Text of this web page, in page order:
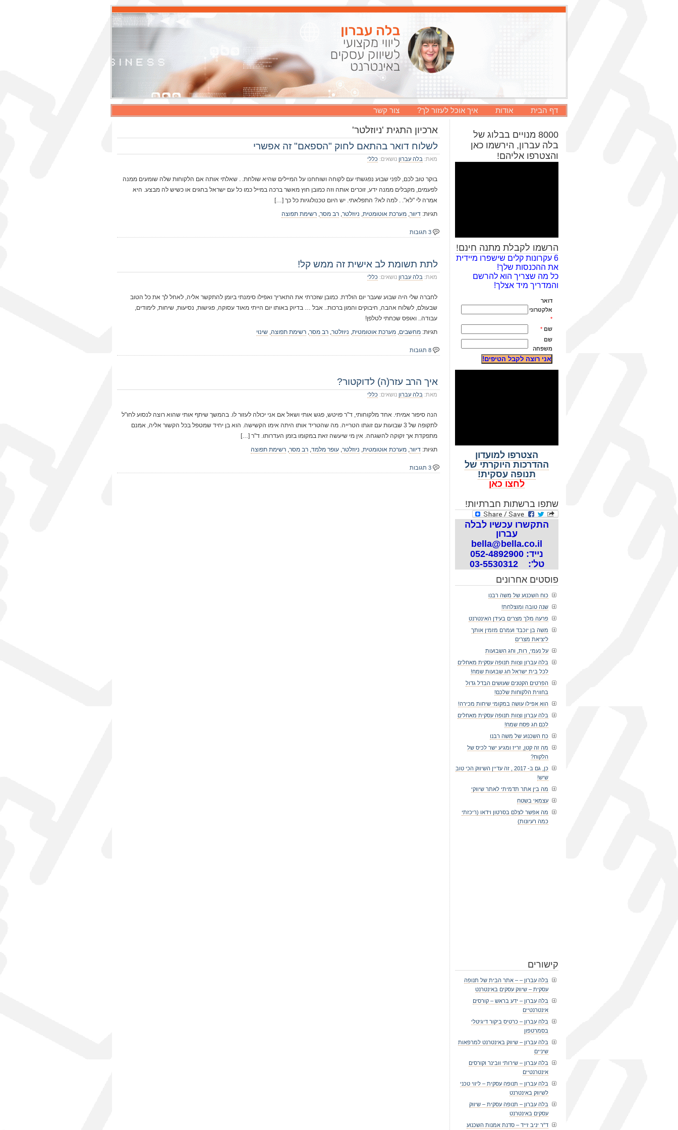
דף הבית אודות איך אוכל לעזור לך? צור קשר
ארכיון התגית 'ניוזלטר'
לשלוח דואר בהתאם לחוק "הספאם" זה אפשרי
מאת: בלה עברון נושאים: כללי
בוקר טוב לכם, לפני שבוע נפגשתי עם לקוחה ושוחחנו על המיילים שהיא שולחת. . שאלתי אותה אם הלקוחות שלה שומעים ממנה
לפעמים, מקבלים ממנה ידע, זוכרים אותה וזה כמובן חוץ מאשר ברכה במייל כמו כל עם ישראל בחגים או כשיש לה מבצע. היא
אמרה לי "לא". . למה לא? התפלאתי. יש היום טכנולוגיות כל כך […]
תגיות: דיוור, מערכת אוטומטית, ניוזלטר, רב מסר, רשימת תפוצה
3 תגובות
לתת תשומת לב אישית זה ממש קל!
מאת: בלה עברון נושאים: כללי
לחברה שלי היה שבוע שעבר יום הולדת. כמובן שזכרתי את התאריך ואפילו סימנתי ביומן להתקשר אליה, לאחל לך את כל הטוב
שבעולם, לשלוח אהבה, חיבוקים והמון ברכות.. אבל … בדיוק באותו יום הייתי מאוד עסוקה, פגישות, נסיעות, שיחות, לימודים,
עבודה.. ואופס שכחתי לטלפן!
תגיות: מחשבים מערכת אוטומטית ניוזלטר רב מסר רשימת תפוצה שינוי
8 תגובות
איך הרב עזר(ה) לדוקטור?
מאת: בלה עברון נושאים: כללי
הנה סיפור אמיתי. אחד מלקוחותי, ד"ר פויטש, פגש אותי ושאל אם אני יכולה לעזור לו. בהמשך שיתף אותי שהוא רוצה לנסוע לחו"ל
לתקופה של 3 שבועות עם זוגתו הטרייה. מה שהטריד אותו היתה אימו הקשישה. הוא בן יחיד שמטפל בכל הקשור אליה, אמנם
מתפקדת אך זקוקה להשגחה. אין מי שיעשה זאת במקומו בזמן העדרותו. ד"ר […]
תגיות: דיוור, מערכת אוטומטית, ניוזלטר, עופר מלמד, רב מסר, רשימת תפוצה
3 תגובות
8000 מנויים בבלוג של
בלה עברון, הירשמו כאן
והצטרפו אליהם!
הרשמו לקבלת מתנה חינם!
6 עקרונות קלים שישפרו מיידית
את ההכנסות שלך!
כל מה שצריך הוא להרשם
והמדריך מיד אצלך!
דואר
אלקטרוני
*
שם *
שם
משפחה
הצטרפו למועדון
ההדרכות היוקרתי של
תנופה עסקית!
לחצו כאן
שתפו ברשתות חברתיות!
התקשרו עכשיו לבלה
עברון
bella@bella.co.il
נייד: 052-4892900
טל': 03-5530312
פוסטים אחרונים
כוח השכנוע של משה רבנו
שנה טובה ומוצלחת!
פרעה מלך מצרים בעידן האינטרנט
משה בן יוכבד ועמרם מזמין אותך
ליציאת מצרים
על נעמי, רות, וחג השבועות
בלה עברון וצוות תנופה עסקית מאחלים
לכל בית ישראל חג שבועות שמח!
הפרטים הקטנים שעושים הבדל גדול
בחווית הלקוחות שלכם!
הוא אפילו עושה במקומי שיחות מכירה!
בלה עברון וצוות תנופה עסקית מאחלים
לכם חג פסח שמח!
כח השכנוע של משה רבנו
מה זה קטן, זריז ומגיע ישר לכיס של
הלקוח?
כן, גם ב- 2017 , זה עדיין השיווק הכי טוב
שיש!
מה בין אתר תדמיתי לאתר שיווקי
עצמאי בשטח
מה אפשר לצלם בסרטון וידאו (ריכזתי
כמה רעיונות)
קישורים
בלה עברון – – אתר הבית של תנופה
עסקית – שיווק עסקים באינטרנט
בלה עברון – ידע בראש – קורסים
אינטרנטיים
בלה עברון – כרטיס ביקור דיגיטלי
בסמרטפון
בלה עברון – שיווק באינטרנט למרפאות
שיניים
בלה עברון – שירותי וובינר וקורסים
אינטרנטיים
בלה עברון – תנופה עסקית – ליווי טכני
לשיווק באינטרנט
בלה עברון – תנופה עסקית – שיווק
עסקים באינטרנט
ד"ר יניב זייד – סדנת אמנות השכנוע